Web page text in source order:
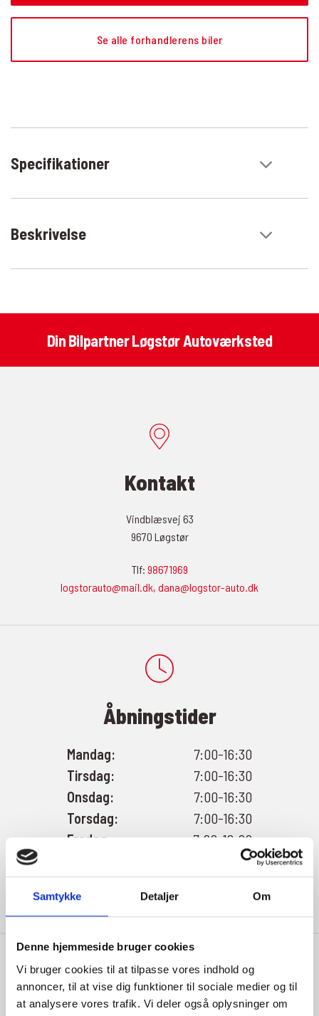
Samtykke Detaljer Om
Denne hjemmeside bruger cookies
Vi bruger cookies til at tilpasse vores indhold og
annoncer, til at vise dig funktioner til sociale medier og til
at analysere vores trafik. Vi deler også oplysninger om
Se alle forhandlerens biler
Specifikationer
Beskrivelse
Din Bilpartner Løgstør Autoværksted
Kontakt
Vindblæsvej 63
9670 Løgstør
Tlf: 98671969
logstorauto@mail.dk, dana@logstor-auto.dk
Åbningstider
Mandag:
7:00-16:30
Tirsdag:
7:00-16:30
Onsdag:
7:00-16:30
Torsdag:
7:00-16:30
Fredag:
7:00-16:00
Lukket
Søndag:
Lukket